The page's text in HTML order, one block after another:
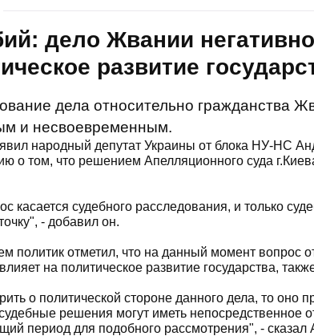
дело Жвании
развитие
дела относительно гражданства
и несвоевременным.
народный депутат Украины от блока НУ-НС
о том, что решением Апелляционного суда
касается судебного расследования, и только
- добавил он.
политик отметил, что на данный момент вопрос
на политическое развитие государства,
о политической стороне данного дела, то оно
решения могут иметь непосредственное
период для подобного рассмотрения", -